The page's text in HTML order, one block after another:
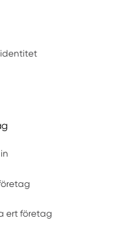
ert företag